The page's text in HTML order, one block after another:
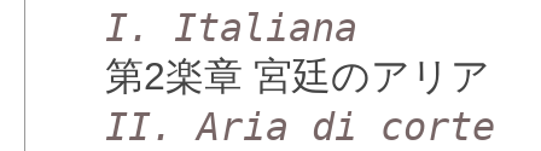
I. Italiana
第2楽章 宮廷のアリア
II. Aria di corte